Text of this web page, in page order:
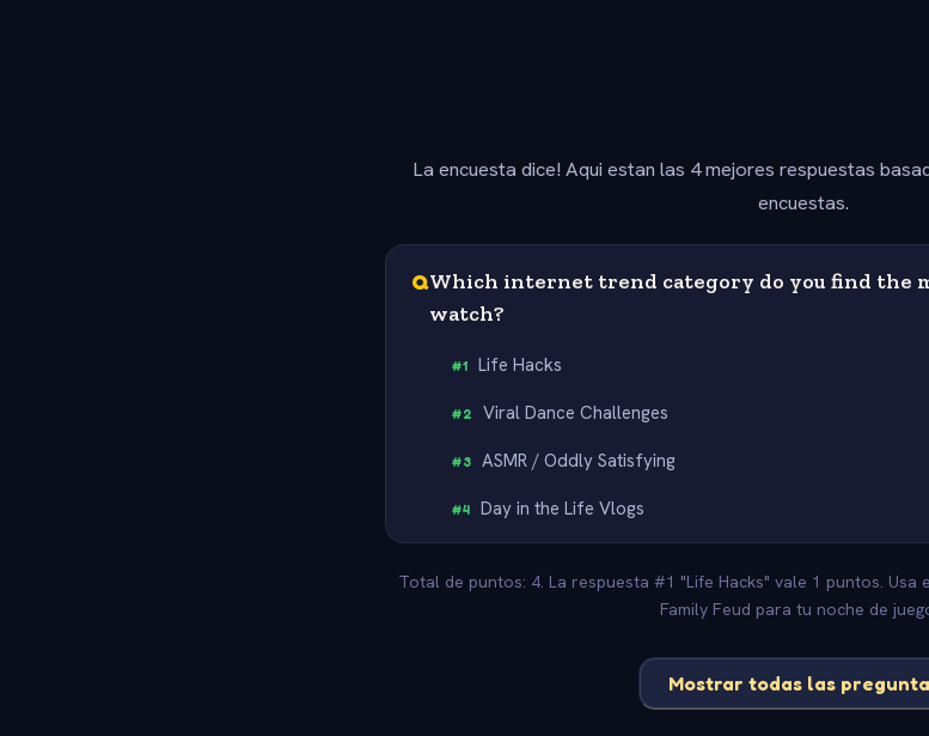
La encuesta dice! Aqui estan las 4 mejores respuestas
encuestas.
QWhich internet trend category do you find the
watch?
#1 Life Hacks
#2 Viral Dance Challenges
#3 ASMR / Oddly Satisfying
#4 Day in the Life Vlogs
Total de puntos: 4. La respuesta #1 "Life Hacks" vale 1 puntos.
Family Feud para tu noche de
Mostrar todas las